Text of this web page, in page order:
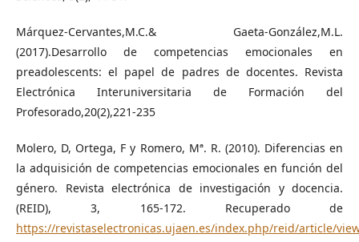
Márquez-Cervantes,M.C.& Gaeta-González,M.L.
(2017).Desarrollo de competencias emocionales en
preadolescents: el papel de padres de docentes. Revista
Electrónica Interuniversitaria de Formación del
Profesorado,20(2),221-235
Molero, D, Ortega, F y Romero, Mª. R. (2010). Diferencias en
la adquisición de competencias emocionales en función del
género. Revista electrónica de investigación y docencia.
(REID), 3, 165-172. Recuperado de
https://revistaselectronicas.ujaen.es/index.php/reid/article/